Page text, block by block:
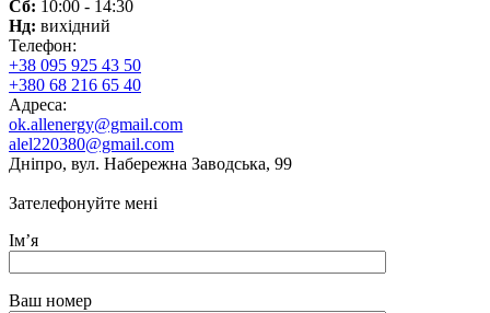
Сб: 10:00 - 14:30
Нд: вихідний
Телефон:
+38 095 925 43 50
+380 68 216 65 40
Адреса:
ok.allenergy@gmail.com
alel220380@gmail.com
Дніпро, вул. Набережна Заводська, 99
Зателефонуйте мені
Ім’я
Ваш номер